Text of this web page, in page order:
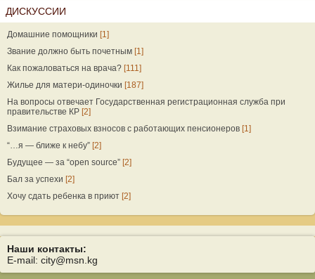
ДИСКУССИИ
Домашние помощники [1]
Звание должно быть почетным [1]
Как пожаловаться на врача? [111]
Жилье для матери-одиночки [187]
На вопросы отвечает Государственная регистрационная служба при
правительстве КР [2]
Взимание страховых взносов с работающих пенсионеров [1]
“…я — ближе к небу” [2]
Будущее — за “open source” [2]
Бал за успехи [2]
Хочу сдать ребенка в приют [2]
Наши контакты:
E-mail: city@msn.kg